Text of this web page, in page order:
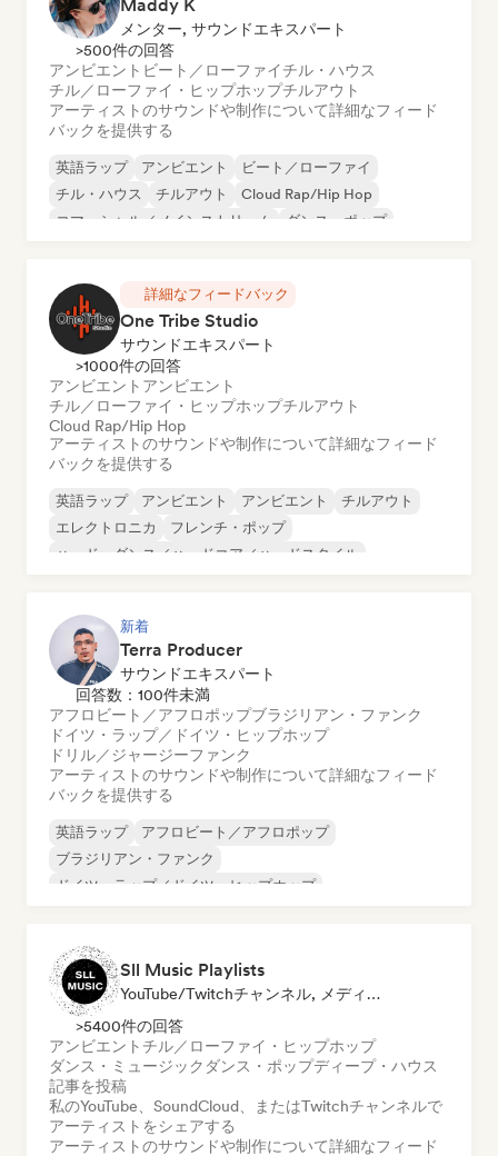
Maddy K
メンター, サウンドエキスパート
>500件の回答
アンビエント ビート／ローファイチル・ハウス
チル／ローファイ・ヒップホップチルアウト
アーティストのサウンドや制作について詳細なフィード
バックを提供する
英語ラップ アンビエント
ビート／ローファイ
チル・ハウス
チルアウト
Cloud Rap/Hip Hop
コマーシャル／メインストリーム
ダンス・ポップ
詳細なフィードバック
One Tribe Studio
サウンドエキスパート
>1000件の回答
アンビエント アンビエント
チル／ローファイ・ヒップホップチルアウト
Cloud Rap/Hip Hop
アーティストのサウンドや制作について詳細なフィード
バックを提供する
英語ラップ アンビエント アンビエント
チルアウト
エレクトロニカ
フレンチ・ポップ
ハード・ダンス／ハードコア／ハードスタイル
新着
Terra Producer
サウンドエキスパート
回答数：100件未満
アフロビート／アフロポップブラジリアン・ファンク
ドイツ・ラップ／ドイツ・ヒップホップ
ドリル／ジャージーファンク
アーティストのサウンドや制作について詳細なフィード
バックを提供する
英語ラップ
アフロビート／アフロポップ
ブラジリアン・ファンク
ドイツ・ラップ／ドイツ・ヒップホップ
Sll Music Playlists
YouTube/Twitchチャンネル, メディア・アウトレット／ジャーナリスト, プレイリスト・キュレーター, サウンドエキスパート
>5400件の回答
アンビエント チル／ローファイ・ヒップホップ
ダンス・ミュージック ダンス・ポップディープ・ハウス
記事を投稿
私のYouTube、SoundCloud、またはTwitchチャンネルで
アーティストをシェアする
アーティストのサウンドや制作について詳細なフィード